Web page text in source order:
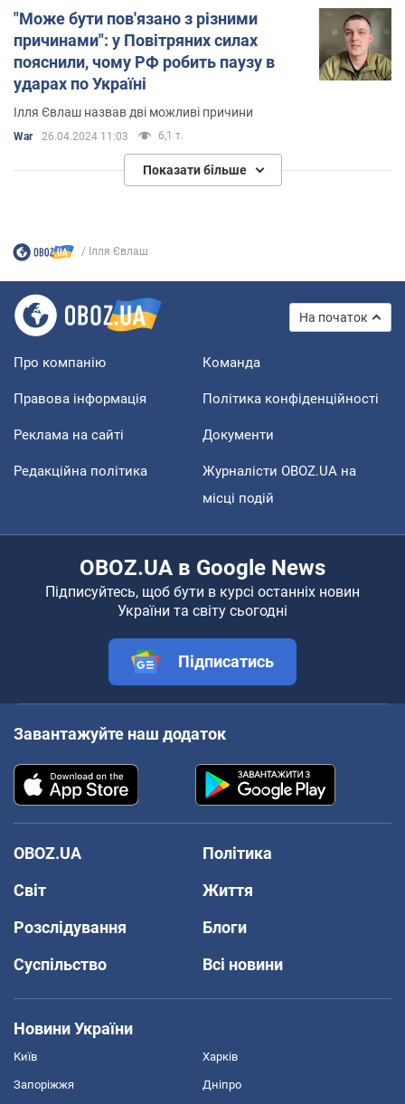
"Може бути пов'язано з різними
причинами": у Повітряних силах
пояснили, чому РФ робить паузу в
ударах по Україні
Ілля Євлаш назвав дві можливі причини
War 26.04.2024 11:03 6,1 т.
Показати більше
Ілля Євлаш
На початок
Про компанію Команда
Правова інформація Політика конфіденційності
Реклама на сайті Документи
Редакційна політика
Журналісти OBOZ.UA на
місці подій
OBOZ.UA в Google News
Підписуйтесь, щоб бути в курсі останніх новин
України та світу сьогодні
Підписатись
Завантажуйте наш додаток
OBOZ.UA
Політика
Світ
Життя
Розслідування
Блоги
Суспільство
Всі новини
Новини України
Київ Харків
Запоріжжя Дніпро